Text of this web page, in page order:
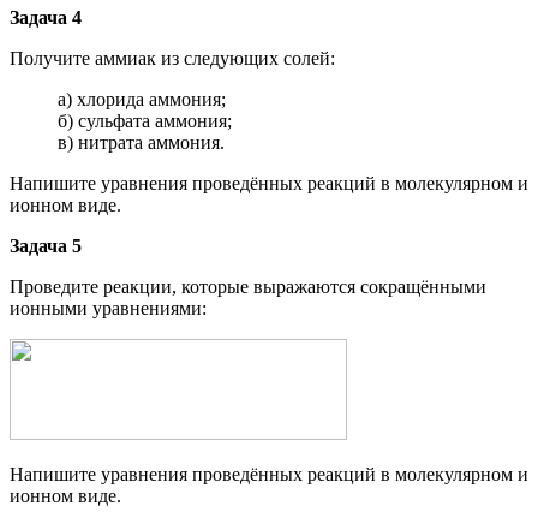
Задача 4
Получите аммиак из следующих солей:
а) хлорида аммония;
б) сульфата аммония;
в) нитрата аммония.
Напишите уравнения проведённых реакций в молекулярном и
ионном виде.
Задача 5
Проведите реакции, которые выражаются сокращёнными
ионными уравнениями:
Напишите уравнения проведённых реакций в молекулярном и
ионном виде.